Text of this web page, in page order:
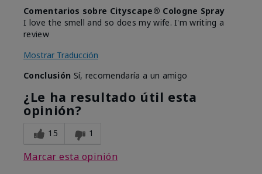
Comentarios sobre Cityscape® Cologne Spray
I love the smell and so does my wife. I'm writing a
review
Mostrar Traducción
Conclusión Sí, recomendaría a un amigo
¿Le ha resultado útil esta
opinión?
15 1
Marcar esta opinión